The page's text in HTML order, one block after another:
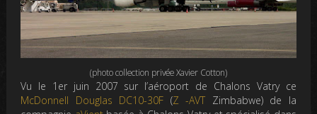
(photo collection privée Xavier Cotton)
Vu le 1er juin 2007 sur l’aéroport de Chalons Vatry ce
McDonnell Douglas DC10-30F (Z -AVT Zimbabwe) de la